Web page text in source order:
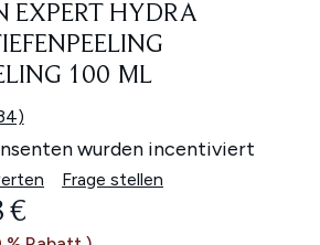
EXPERT HYDRA
100 ML
wurden incentiviert
Frage stellen
PREIS:
€